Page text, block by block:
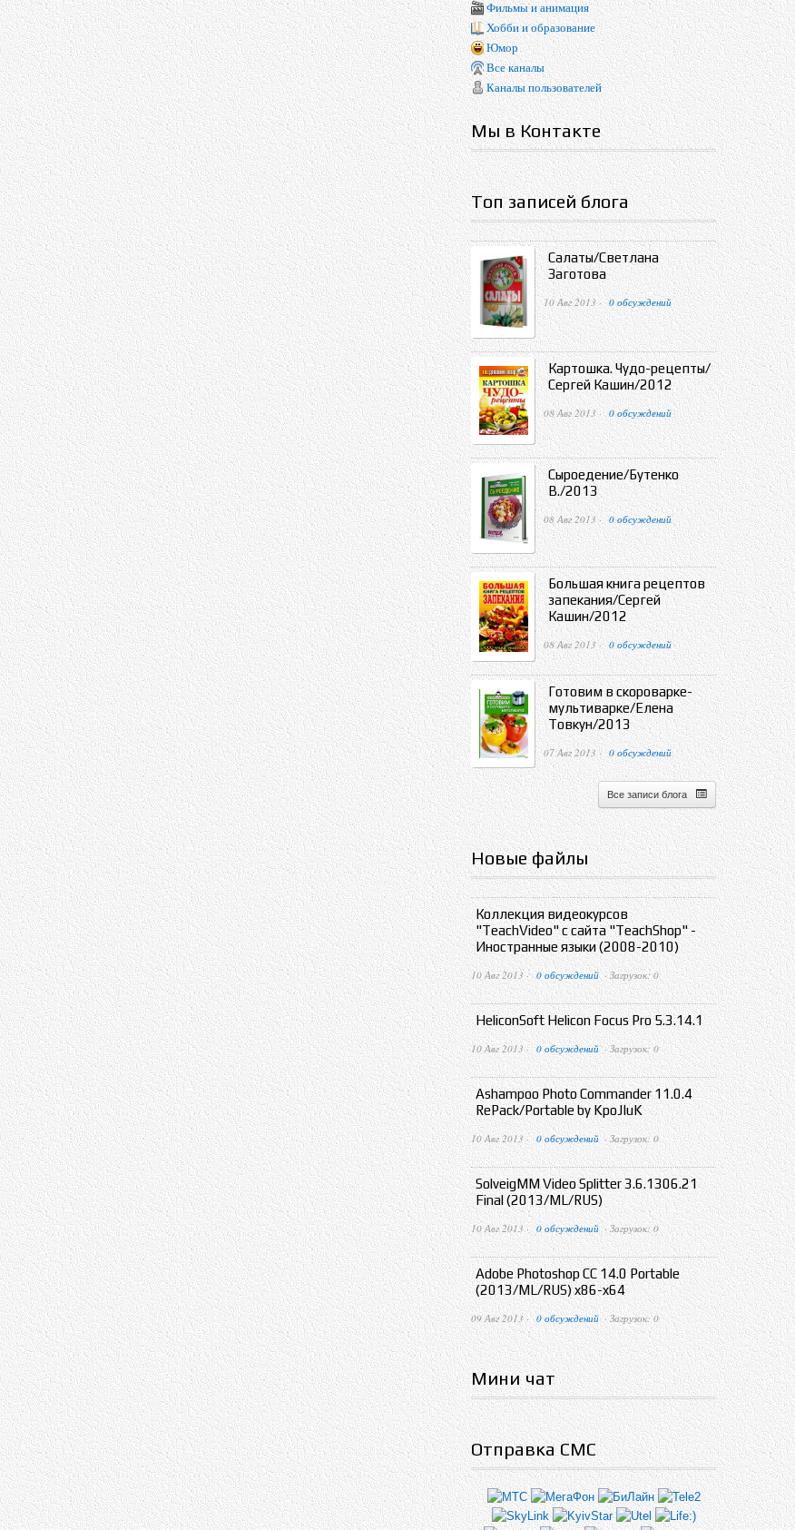
Фильмы и анимация
Хобби и образование
Юмор
Все каналы
Каналы пользователей
Мы в Контакте
Топ записей блога
Салаты/Светлана
Заготова
10 Авг 2013 · 0 обсуждений
Картошка. Чудо-рецепты/
Сергей Кашин/2012
08 Авг 2013 · 0 обсуждений
Сыроедение/Бутенко
В./2013
08 Авг 2013 · 0 обсуждений
Большая книга рецептов
запекания/Сергей
Кашин/2012
08 Авг 2013 · 0 обсуждений
Готовим в скороварке-
мультиварке/Елена
Товкун/2013
07 Авг 2013 · 0 обсуждений
Все записи блога
Новые файлы
Коллекция видеокурсов
"TeachVideo" с сайта "TeachShop" -
Иностранные языки (2008-2010)
10 Авг 2013 · 0 обсуждений · Загрузок: 0
HeliconSoft Helicon Focus Pro 5.3.14.1
10 Авг 2013 · 0 обсуждений · Загрузок: 0
Ashampoo Photo Commander 11.0.4
RePack/Portable by KpoJIuK
10 Авг 2013 · 0 обсуждений · Загрузок: 0
SolveigMM Video Splitter 3.6.1306.21
Final (2013/ML/RUS)
10 Авг 2013 · 0 обсуждений · Загрузок: 0
Adobe Photoshop CC 14.0 Portable
(2013/ML/RUS) x86-x64
09 Авг 2013 · 0 обсуждений · Загрузок: 0
Мини чат
Отправка СМС